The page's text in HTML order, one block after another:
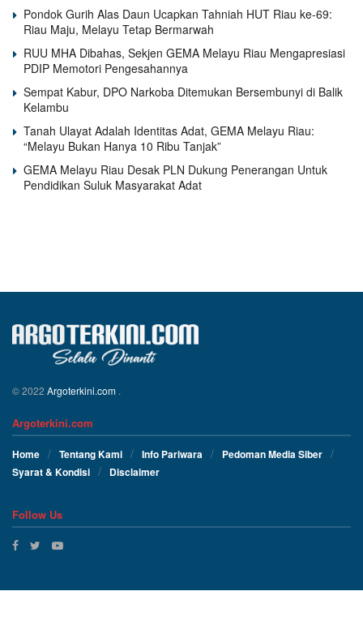
Pondok Gurih Alas Daun Ucapkan Tahniah HUT Riau ke-69:
Riau Maju, Melayu Tetap Bermarwah
RUU MHA Dibahas, Sekjen GEMA Melayu Riau Mengapresiasi
PDIP Memotori Pengesahannya
Sempat Kabur, DPO Narkoba Ditemukan Bersembunyi di Balik
Kelambu
Tanah Ulayat Adalah Identitas Adat, GEMA Melayu Riau:
“Melayu Bukan Hanya 10 Ribu Tanjak”
GEMA Melayu Riau Desak PLN Dukung Penerangan Untuk
Pendidikan Suluk Masyarakat Adat
© 2022 Argoterkini.com .
Argoterkini.com
Home Tentang Kami Info Pariwara
Pedoman Media Siber
Syarat & Kondisi
Disclaimer
Follow Us